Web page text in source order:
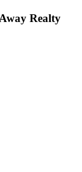
Realty